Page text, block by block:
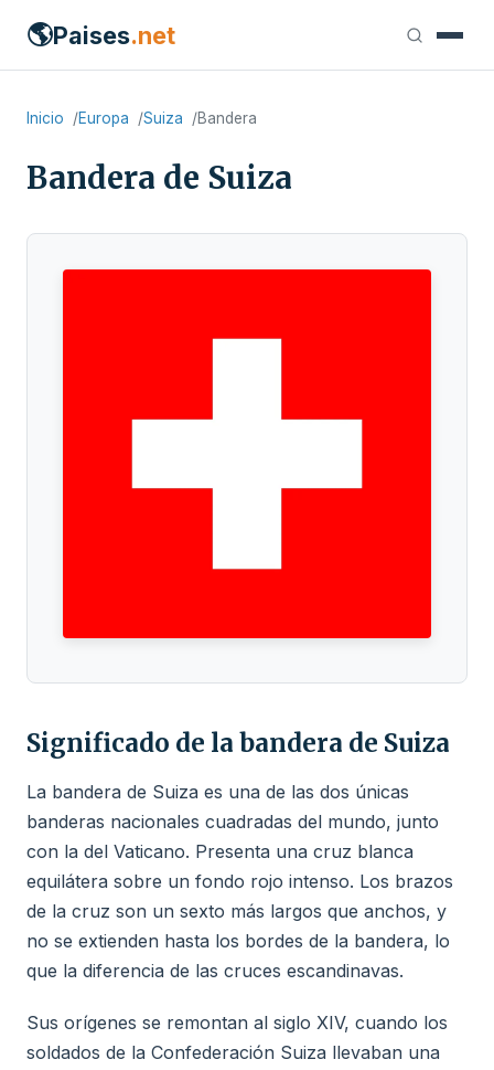
🌎Paises.net
Inicio Europa Suiza Bandera
Bandera de Suiza
Significado de la bandera de Suiza
La bandera de Suiza es una de las dos únicas
banderas nacionales cuadradas del mundo, junto
con la del Vaticano. Presenta una cruz blanca
equilátera sobre un fondo rojo intenso. Los brazos
de la cruz son un sexto más largos que anchos, y
no se extienden hasta los bordes de la bandera, lo
que la diferencia de las cruces escandinavas.
Sus orígenes se remontan al siglo XIV, cuando los
soldados de la Confederación Suiza llevaban una